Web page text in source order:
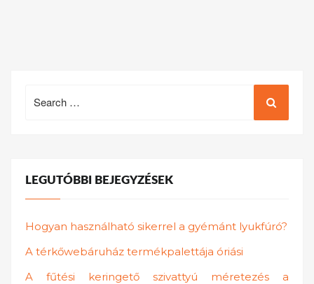
for:
LEGUTÓBBI BEJEGYZÉSEK
Hogyan használható sikerrel a gyémánt lyukfúró?
A térkőwebáruház termékpalettája óriási
A fűtési keringető szivattyú méretezés a